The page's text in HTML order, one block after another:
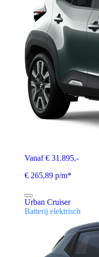
Vanaf € 31.895,-
€ 265,89 p/m*
Urban Cruiser
Batterij elektrisch